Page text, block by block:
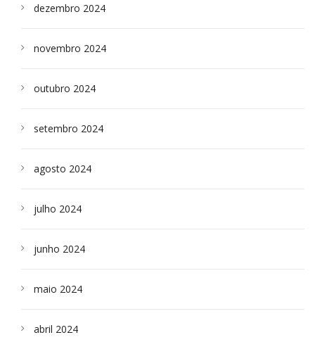
dezembro 2024
novembro 2024
outubro 2024
setembro 2024
agosto 2024
julho 2024
junho 2024
maio 2024
abril 2024